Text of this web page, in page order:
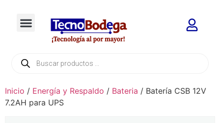
Inicio / Energía y Respaldo / Bateria / Batería CSB 12V
7.2AH para UPS